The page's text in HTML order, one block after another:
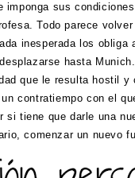
imponga sus
Todo parece
inesperada los obliga
hasta
que le resulta hostil y
contratiempo con el
si tiene que darle una
comenzar un nuevo